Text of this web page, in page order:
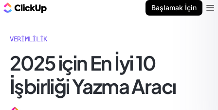
Başlamak İçin
VERIMLILIK
2025 için En İyi 10
İşbirliği Yazma Aracı